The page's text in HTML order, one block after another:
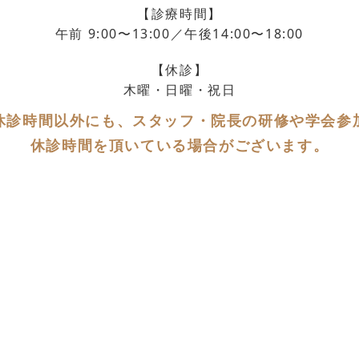
【診療時間】
午前 9:00〜13:00／午後14:00〜18:00
【休診】
木曜・日曜・祝日
診時間以外にも、スタッフ・院長の研修や学会参
休診時間を頂いている場合がございます。